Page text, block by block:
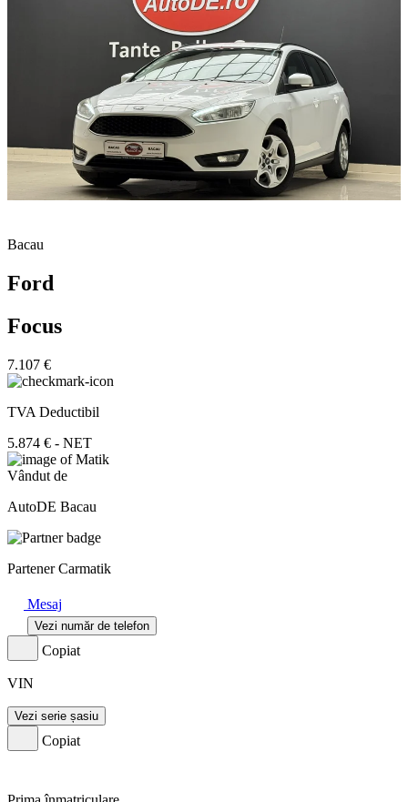
Bacau
Ford
Focus
7.107 €
TVA Deductibil
5.874 € - NET
Vândut de
AutoDE Bacau
Partener Carmatik
Mesaj
Vezi număr de telefon
Copiat
VIN
Vezi serie șasiu
Copiat